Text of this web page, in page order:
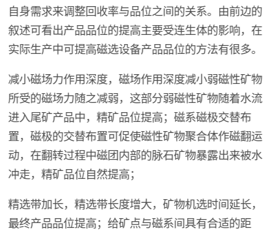
自身需求来调整回收率与品位之间的关系。由前边的
叙述可看出产品品位的提高主要受连生体的影响，在
实际生产中可提高磁选设备产品品位的方法有很多。
减小磁场力作用深度，磁场作用深度减小弱磁性矿物
所受的磁场力随之减弱，这部分弱磁性矿物随着水流
进入尾矿产品中，精矿品位提高；磁系磁极交替布
置，磁极的交替布置可促使磁性矿物聚合体作磁翻运
动，在翻转过程中磁团内部的脉石矿物暴露出来被水
冲走，精矿品位自然提高；
精选带加长，精选带长度增大，矿物机选时间延长，
最终产品品位提高；给矿点与磁系间具有合适的距